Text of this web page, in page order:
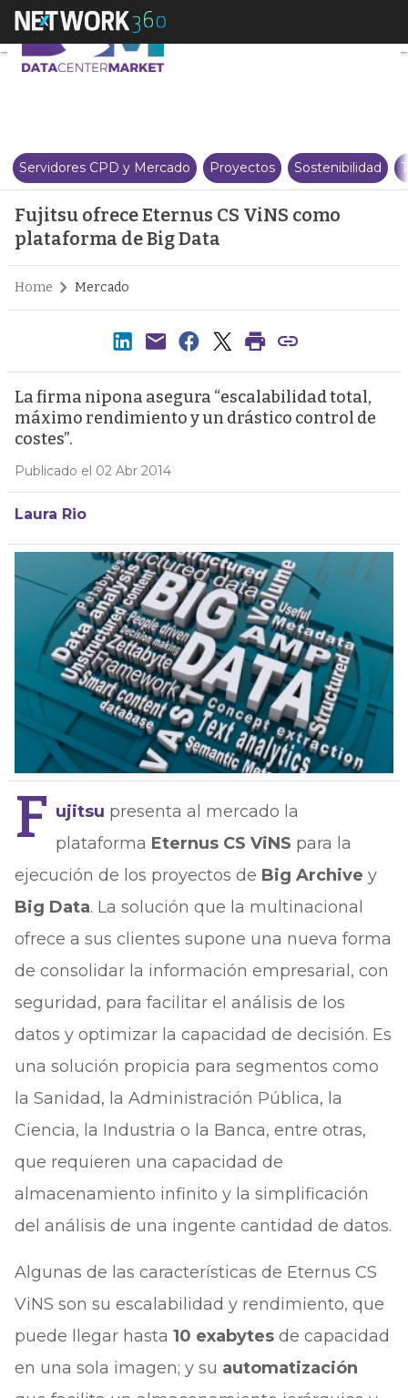
Fujitsu ofrece Eternus CS
Servidores CPD y Mercado Proyectos Sostenibilidad
Fujitsu ofrece Eternus CS ViNS como
plataforma de Big Data
Home Mercado
La firma nipona asegura “escalabilidad total,
máximo rendimiento y un drástico control de
costes”.
Publicado el 02 Abr 2014
Laura Rio
F ujitsu presenta al mercado la
plataforma Eternus CS ViNS para la
ejecución de los proyectos de Big Archive y
Big Data. La solución que la multinacional
ofrece a sus clientes supone una nueva forma
de consolidar la información empresarial, con
seguridad, para facilitar el análisis de los
datos y optimizar la capacidad de decisión. Es
una solución propicia para segmentos como
la Sanidad, la Administración Pública, la
Ciencia, la Industria o la Banca, entre otras,
que requieren una capacidad de
almacenamiento infinito y la simplificación
del análisis de una ingente cantidad de datos.
Algunas de las características de Eternus CS
ViNS son su escalabilidad y rendimiento, que
puede llegar hasta 10 exabytesde capacidad
en una sola imagen; y su automatización